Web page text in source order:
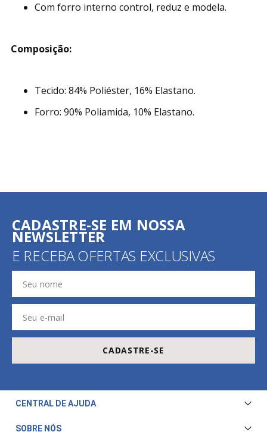
Com forro interno control, reduz e modela.
Composição:
Tecido: 84% Poliéster, 16% Elastano.
Forro: 90% Poliamida, 10% Elastano.
CADASTRE-SE EM NOSSA
NEWSLETTER
E RECEBA OFERTAS EXCLUSIVAS
CADASTRE-SE
CENTRAL DE AJUDA
Central de Atendimento
SOBRE NÓS